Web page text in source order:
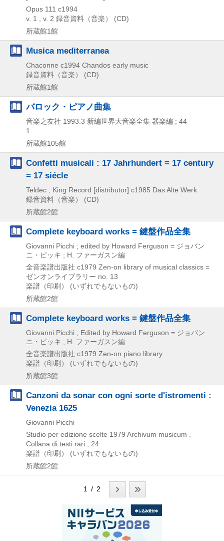
Opus 111 c1994
v. 1 , v. 2 録音資料（音楽） (CD)
所蔵館1館
Musica mediterranea
Chaconne c1994 Chandos early music
録音資料（音楽） (CD)
所蔵館1館
バロック・ピアノ曲集
音楽之友社 1993.3 新編世界大音楽全集 器楽編 ; 44
1
所蔵館105館
Confetti musicali : 17 Jahrhundert = 17 century
= 17 siécle
Teldec , King Record [distributor] c1985 Das Alte Werk
録音資料（音楽） (CD)
所蔵館2館
Complete keyboard works = 鍵盤作品全集
Giovanni Picchi ; edited by Howard Ferguson = ジョバン
ニ・ピッキ ; H. ファーガスン編
全音楽譜出版社 c1979 Zen-on library of musical classics =
ゼンオンライブラリー no. 13
楽譜（印刷） (いずれでもないもの)
所蔵館2館
Complete keyboard works = 鍵盤作品全集
Giovanni Picchi ; Edited by Howard Ferguson = ジョバン
ニ・ピッキ ; H. ファーガスン編
全音楽譜出版社 c1979 Zen-on piano library
楽譜（印刷） (いずれでもないもの)
所蔵館3館
Canzoni da sonar con ogni sorte d'istromenti :
Venezia 1625
Giovanni Picchi
Studio per edizione scelte 1979 Archivum musicum .
Collana di testi rari ; 24
楽譜（印刷） (いずれでもないもの)
所蔵館2館
1 / 2